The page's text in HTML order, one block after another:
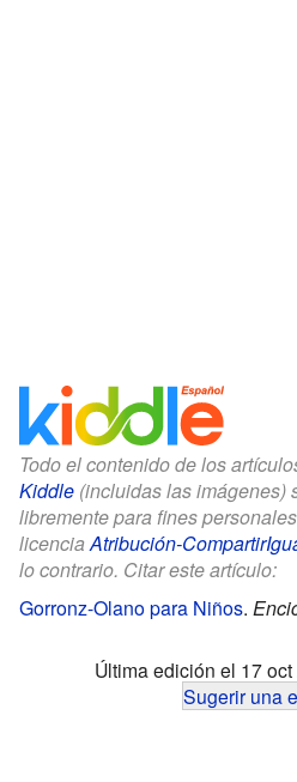
Todo el contenido de los
Kiddle (incluidas las imágenes)
libremente para fines
licenciaAtribución-
lo contrario. Citar este artículo:
Gorronz-Olano para Niños.
Última edición el 17
Sugerir una